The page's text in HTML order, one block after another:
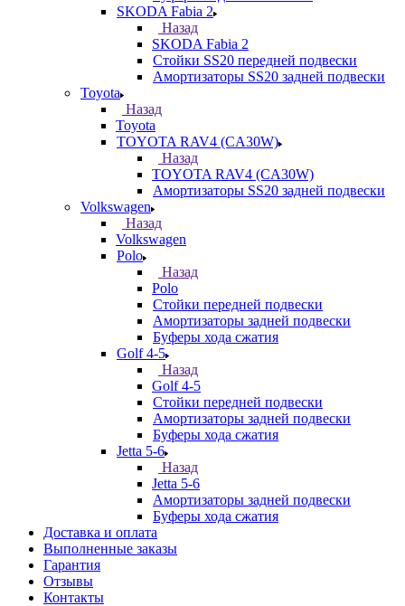
SKODA Fabia 2
Назад
SKODA Fabia 2
Стойки SS20 передней подвески
Амортизаторы SS20 задней подвески
Toyota
Назад
Toyota
TOYOTA RAV4 (CA30W)
Назад
TOYOTA RAV4 (CA30W)
Амортизаторы SS20 задней подвески
Volkswagen
Назад
Volkswagen
Polo
Назад
Polo
Стойки передней подвески
Амортизаторы задней подвески
Буферы хода сжатия
Golf 4-5
Назад
Golf 4-5
Стойки передней подвески
Амортизаторы задней подвески
Буферы хода сжатия
Jetta 5-6
Назад
Jetta 5-6
Амортизаторы задней подвески
Буферы хода сжатия
Доставка и оплата
Выполненные заказы
Гарантия
Отзывы
Контакты